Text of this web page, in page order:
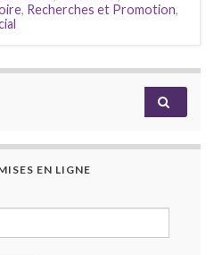
, Recherches et Promotion,
EN LIGNE